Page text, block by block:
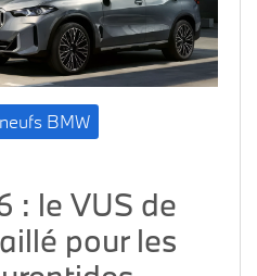
BMW
: le VUS de
pour les